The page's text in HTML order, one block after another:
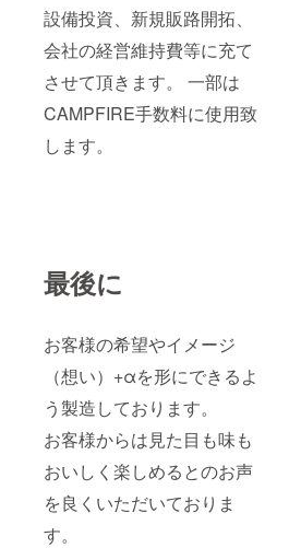
設備投資、新規販路開拓、
会社の経営維持費等に充て
させて頂きます。 一部は
CAMPFIRE手数料に使用致
します。
最後に
お客様の希望やイメージ
（想い）+αを形にできるよ
う製造しております。
お客様からは見た目も味も
おいしく楽しめるとのお声
を良くいただいておりま
す。